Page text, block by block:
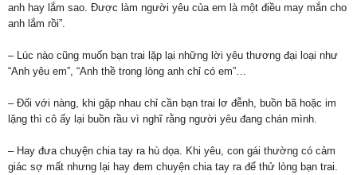
anh hay lắm sao. Được làm người yêu của em là một điều may mắn cho
anh lắm rồi”.
– Lúc nào cũng muốn bạn trai lặp lại những lời yêu thương đại loại như
“Anh yêu em”, “Anh thề trong lòng anh chỉ có em”…
– Đối với nàng, khi gặp nhau chỉ cần bạn trai lơ đễnh, buồn bã hoặc im
lặng thì cô ấy lại buồn rầu vì nghĩ rằng người yêu đang chán mình.
– Hay đưa chuyện chia tay ra hù dọa. Khi yêu, con gái thường có cảm
giác sợ mất nhưng lại hay đem chuyện chia tay ra để thử lòng bạn trai.